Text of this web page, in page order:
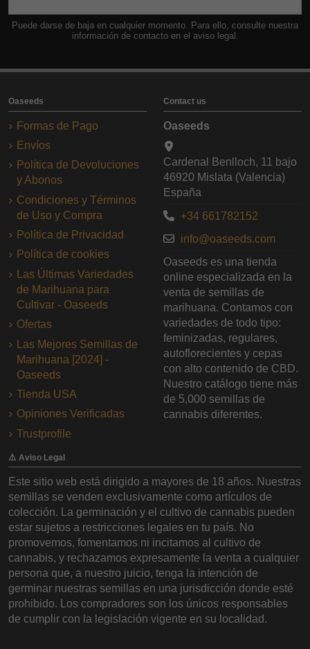
Puede darse de baja en cualquier momento. Para ello, consulte nuestra
información de contacto en el aviso legal.
Oaseeds
Formas de Pago
Envíos
Política de Devoluciones
y Abonos
Condiciones y Términos
de Uso y Compra
Política de Privacidad
Política de cookies
Las Últimas Variedades
de Marihuana para
Cultivar - Oaseeds
Ofertas
Las Mejores Semillas de
Marihuana [2024] -
Oaseeds
Tienda USA
Opiniones Verificadas
Trustprofile
Contact us
Oaseeds
Cardenal Benlloch, 11 bajo
46920 Mislata (Valencia)
España
+34 661782152
info@oaseeds.com
Oaseeds es una tienda
online especializada en la
venta de semillas de
marihuana. Contamos con
variedades de todo tipo:
feminizadas, regulares,
autoflorecientes y cepas
con alto contenido de CBD.
Nuestro catálogo tiene más
de 5,000 semillas de
cannabis diferentes.
⚠️ Aviso Legal
Este sitio web está dirigido a mayores de 18 años. Nuestras
semillas se venden exclusivamente como artículos de
colección. La germinación y el cultivo de cannabis pueden
estar sujetos a restricciones legales en tu país. No
promovemos, fomentamos ni incitamos al cultivo de
cannabis, y rechazamos expresamente la venta a cualquier
persona que, a nuestro juicio, tenga la intención de
germinar nuestras semillas en una jurisdicción donde esté
prohibido. Los compradores son los únicos responsables
de cumplir con la legislación vigente en su localidad.